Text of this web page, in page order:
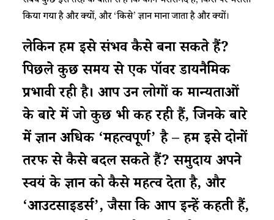
किया गया है और क्यों, और ‘किसे’ ज्ञान माना जाता है और क्यों।
लेकिन हम इसे संभव कैसे बना सकते हैं?
पिछले कुछ समय से एक पॉवर डायनैमिक
प्रभावी रही है। आप उन लोगों की मान्यताओं
के बारे में जो कुछ भी कह रही हैं, जिनके बारे
में ज्ञान अधिक ‘महत्वपूर्ण’ है – हम इसे दोनों
तरफ से कैसे बदल सकते हैं? समुदाय अपने
स्वयं के ज्ञान को कैसे महत्व देता है, और
‘आउटसाइडर्स’, जैसा कि आप इन्हें कहती हैं,